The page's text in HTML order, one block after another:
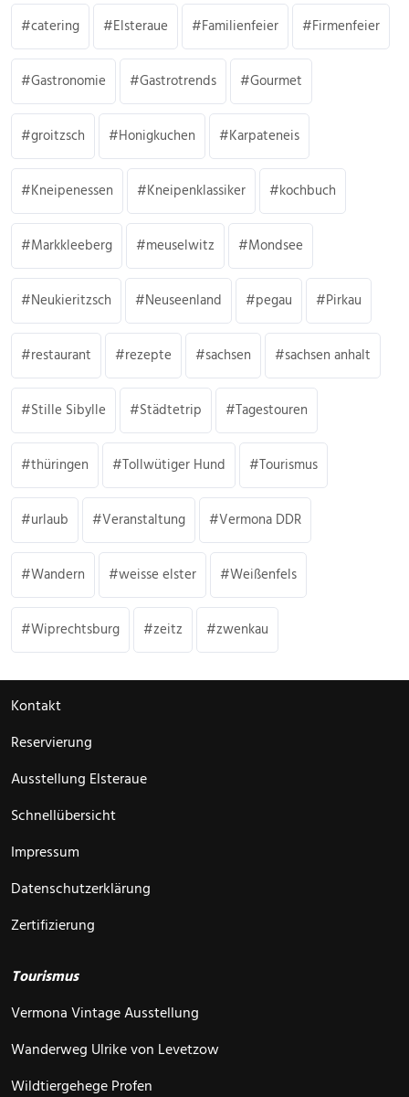
catering Elsteraue Familienfeier Firmenfeier
Gastronomie Gastrotrends Gourmet
groitzsch Honigkuchen Karpateneis
Kneipenessen Kneipenklassiker kochbuch
Markkleeberg meuselwitz Mondsee
Neukieritzsch Neuseenland pegau Pirkau
restaurant rezepte sachsen sachsen anhalt
Stille Sibylle Städtetrip Tagestouren
thüringen Tollwütiger Hund Tourismus
urlaub Veranstaltung Vermona DDR
Wandern weisse elster Weißenfels
Wiprechtsburg zeitz zwenkau
Kontakt
Reservierung
Ausstellung Elsteraue
Schnellübersicht
Impressum
Datenschutzerklärung
Zertifizierung
Tourismus
Vermona Vintage Ausstellung
Wanderweg Ulrike von Levetzow
Wildtiergehege Profen